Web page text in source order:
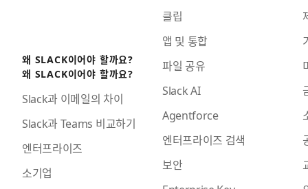
왜 SLACK이어야 할까요?
왜 SLACK이어야 할까요?
Slack과 이메일의 차이
Slack과 Teams 비교하기
엔터프라이즈
소기업
클립
앱 및 통합
파일 공유
Slack AI
Agentforce
엔터프라이즈 검색
보안